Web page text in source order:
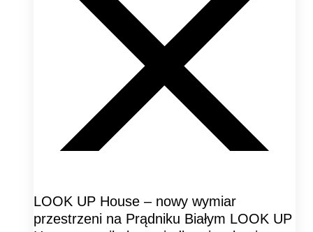
LOOK UP House – nowy wymiar
przestrzeni na Prądniku Białym LOOK UP